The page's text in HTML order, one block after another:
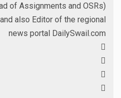
of Assignments and OSRs)
also Editor of the regional
news portal DailySwail.com